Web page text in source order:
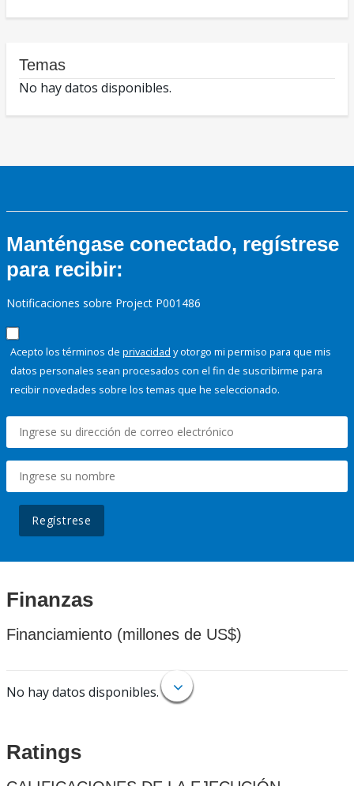
Temas
No hay datos disponibles.
Manténgase conectado, regístrese
para recibir:
Notificaciones sobre Project P001486
Acepto los términos de privacidad y otorgo mi permiso para que mis
datos personales sean procesados con el fin de suscribirme para
recibir novedades sobre los temas que he seleccionado.
Regístrese
Finanzas
Financiamiento (millones de US$)
No hay datos disponibles.
Ratings